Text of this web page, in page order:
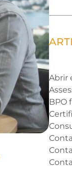
Abrir
BPO